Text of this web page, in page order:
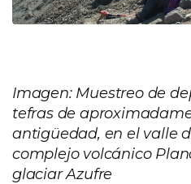
Imagen: Muestreo de
tefras de
antigüedad, en el valle
complejo volcánico
glaciar Azufre